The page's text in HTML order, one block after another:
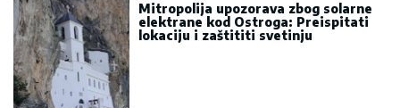
Mitropolija upozorava zbog solarne
elektrane kod Ostroga: Preispitati
lokaciju i zaštititi svetinju